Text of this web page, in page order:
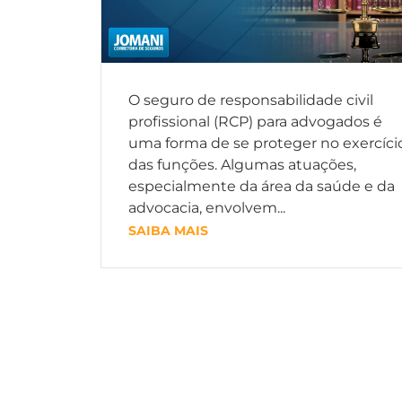
O seguro de responsabilidade civil
profissional (RCP) para advogados é
uma forma de se proteger no
das funções. Algumas atuações,
especialmente da área da saúde e da
advocacia, envolvem...
SAIBA MAIS